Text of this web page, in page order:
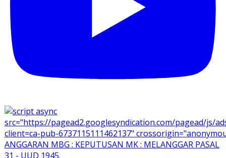
ANGGARAN MBG : KEPUTUSAN MK : MELANGGAR PASAL
31 - UUD 1945.